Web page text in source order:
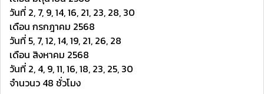
วันที่ 2, 7, 9, 14, 16, 21, 23, 28, 30
เดือน กรกฎาคม 2568
วันที่ 5, 7, 12, 14, 19, 21, 26, 28
เดือน สิงหาคม 2568
วันที่ 2, 4, 9, 11, 16, 18, 23, 25, 30
จำนวนว 48 ชั่วโมง